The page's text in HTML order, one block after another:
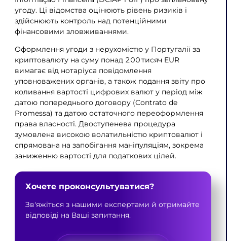
угоду. Ці відомства оцінюють рівень ризиків і
здійснюють контроль над потенційними
фінансовими зловживаннями.
Оформлення угоди з нерухомістю у Португалії за
криптовалюту на суму понад 200 тисяч EUR
вимагає від нотаріуса повідомлення
уповноважених органів, а також подання звіту про
коливання вартості цифрових валют у період між
датою попереднього договору (Contrato de
Promessa) та датою остаточного переоформлення
права власності. Двоступеневa процедура
зумовлена високою волатильністю криптовалют і
спрямована на запобігання маніпуляціям, зокрема
заниженню вартості для податкових цілей.
Хочете проконсультуватися?
Зв'яжіться з нашими експертами й отримайте
відповіді на Ваші запитання.